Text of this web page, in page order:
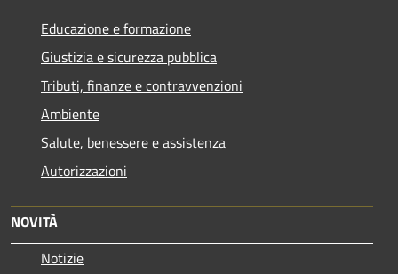
Educazione e formazione
Giustizia e sicurezza pubblica
Tributi, finanze e contravvenzioni
Ambiente
Salute, benessere e assistenza
Autorizzazioni
NOVITÀ
Notizie